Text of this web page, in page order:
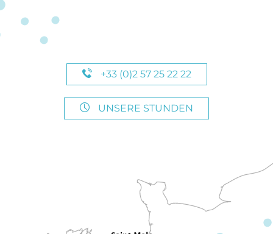
+33 (0)2 57 25 22 22
UNSERE STUNDEN